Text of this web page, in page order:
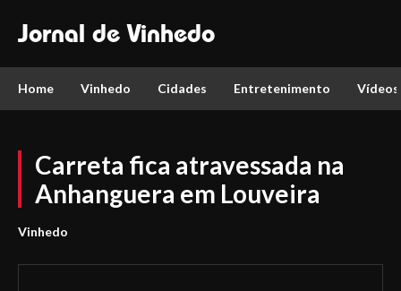
Jornal de Vinhedo
Home Vinhedo Cidades Entretenimento Vídeos
Carreta fica atravessada na
Anhanguera em Louveira
Vinhedo